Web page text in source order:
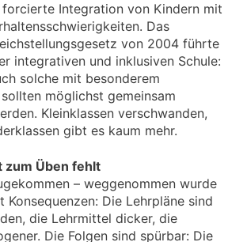
Integration von Kindern mit
Das
von 2004 führte
integrativen und inklusiven Schule:
solche mit besonderem
möglichst gemeinsam
Kleinklassen verschwanden,
gibt es kaum mehr.
zum Üben fehlt
– weggenommen wurde
Konsequenzen: Die Lehrpläne sind
die Lehrmittel dicker, die
Die Folgen sind spürbar: Die